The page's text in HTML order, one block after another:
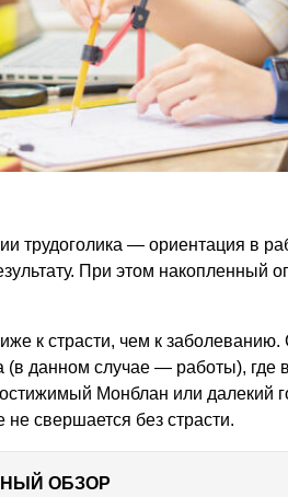
трудоголика — ориентация в
При этом накопленный
к страсти, чем к
(в данном случае — работы), где
Монблан или далекий
свершается без страсти.
ОБЗОР